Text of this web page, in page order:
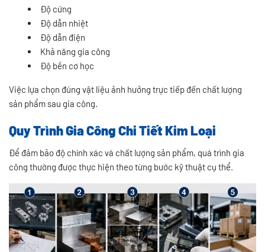
Độ cứng
Độ dẫn nhiệt
Độ dẫn điện
Khả năng gia công
Độ bền cơ học
Việc lựa chọn đúng vật liệu ảnh hưởng trực tiếp đến chất lượng
sản phẩm sau gia công.
Quy Trình Gia Công Chi Tiết Kim Loại
Để đảm bảo độ chính xác và chất lượng sản phẩm, quá trình gia
công thường được thực hiện theo từng bước kỹ thuật cụ thể.